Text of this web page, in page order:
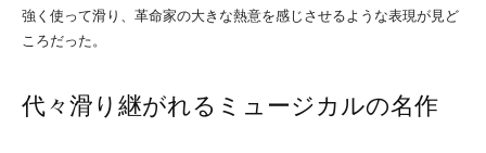
強く使って滑り、革命家の大きな熱意を感じさせるような表現が見ど
ころだった。
代々滑り継がれるミュージカルの名作